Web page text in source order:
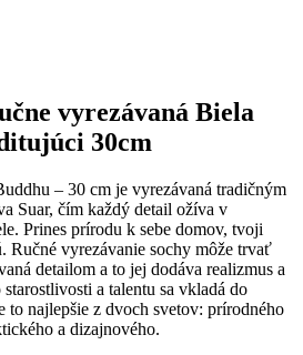
vyrezávaná Biela
30cm
– 30 cm je vyrezávaná tradičným
Suar, čím každý detail ožíva v
Prines prírodu k sebe domov, tvoji
Ručné vyrezávanie sochy môže trvať
detailom a to jej dodáva realizmus a
a talentu sa vkladá do
to najlepšie z dvoch svetov: prírodného
a dizajnového.